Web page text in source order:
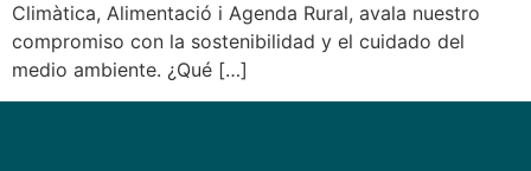
Climàtica, Alimentació i Agenda Rural, avala nuestro
compromiso con la sostenibilidad y el cuidado del
medio ambiente. ¿Qué […]